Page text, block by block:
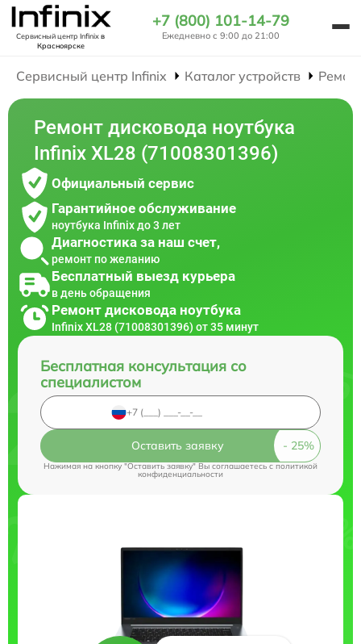
Сервисный центр Infinixв
Красноярске
+7 (800) 101-14-79
Ежедневно с 9:00 до 21:00
Сервисный центр Infinix Каталог устройств
Ремонт дисковода ноутбука
Infinix XL28 (71008301396)
Официальный сервис
Гарантийное обслуживание
ноутбука Infinix до 3 лет
Диагностика за наш счет,
ремонт по желанию
Бесплатный выезд курьера
в день обращения
Ремонт дисковода ноутбука
Infinix XL28 (71008301396) от 35 минут
Бесплатная консультация со
специалистом
Оставить заявку
Нажимая на кнопку "Оставить заявку" Вы соглашаетесь cполитикой
конфиденциальности